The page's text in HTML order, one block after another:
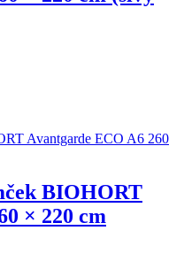
BIOHORT
× 220 cm